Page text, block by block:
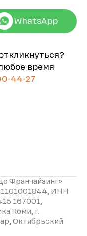
WhatsApp
время
44-27
Франчайзинг»
ИНН
167001,
Коми, г.
Октябрьский